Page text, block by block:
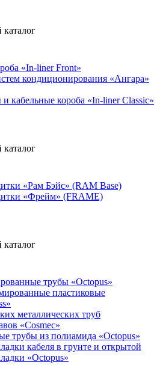
«In-liner Front»
кондиционирования «Ангара»
кабельные короба «In-liner Classic»
«Рам Бэйс» (RAM Base)
«Фрейм» (FRAME)
трубы «Octopus»
пластиковые
металлических труб
«Cosmec»
трубы из полиамида «Octopus»
кабеля в грунте и открытой
«Octopus»